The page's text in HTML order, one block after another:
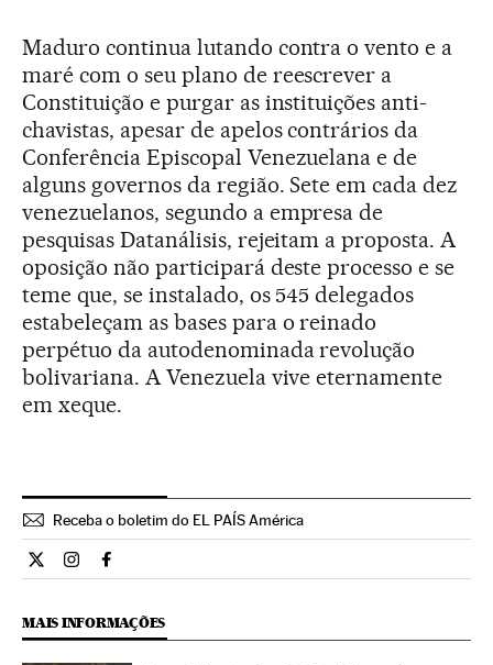
Maduro continua lutando contra o vento e a
maré com o seu plano de reescrever a
Constituição e purgar as instituições anti-
chavistas, apesar de apelos contrários da
Conferência Episcopal Venezuelana e de
alguns governos da região. Sete em cada dez
venezuelanos, segundo a empresa de
pesquisas Datanálisis, rejeitam a proposta. A
oposição não participará deste processo e se
teme que, se instalado, os 545 delegados
estabeleçam as bases para o reinado
perpétuo da autodenominada revolução
bolivariana. A Venezuela vive eternamente
em xeque.
Receba o boletim do EL PAÍS América
Internacional El País Brasil en Twitter
Internacional El País Brasil en Instagram
Internacional El País Brasil en Facebook
MAIS INFORMAÇÕES